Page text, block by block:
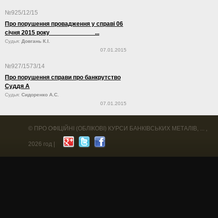
№925/12/15
Про порушення провадження у справі 06
січня 2015 року ...
Судья: Довгань К.І.
07.01.2015
№927/1573/14
Про порушення справи про банкрутство
Суддя А
Судья: Сидоренко А.С.
07.01.2015
© ПРО ОФІЦІЙНІ (ОБЛІКОВІ) КУРСИ БАНКІВСЬКИХ МЕТАЛІВ, ... ,
2026 год |